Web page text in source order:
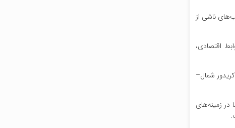
ناشی از
اقتصادی،
سال رسیده و فعال‌سازی کریدور شمال–
در زمینه‌های